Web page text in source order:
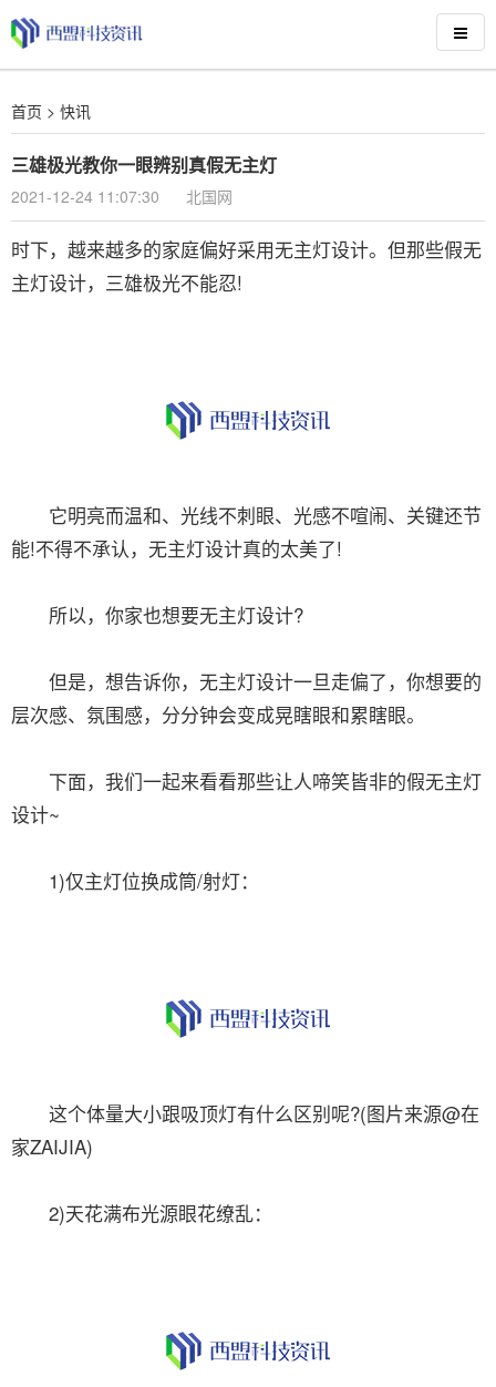
首页 > 快讯
三雄极光教你一眼辨别真假无主灯
2021-12-24 11:07:30 北国网
时下，越来越多的家庭偏好采用无主灯设计。但那些假无
主灯设计，三雄极光不能忍!
它明亮而温和、光线不刺眼、光感不喧闹、关键还节
能!不得不承认，无主灯设计真的太美了!
所以，你家也想要无主灯设计?
但是，想告诉你，无主灯设计一旦走偏了，你想要的
层次感、氛围感，分分钟会变成晃瞎眼和累瞎眼。
下面，我们一起来看看那些让人啼笑皆非的假无主灯
设计~
1)仅主灯位换成筒/射灯：
这个体量大小跟吸顶灯有什么区别呢?(图片来源@在
家ZAIJIA)
2)天花满布光源眼花缭乱：